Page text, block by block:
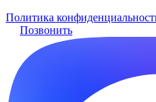
Политика
Позвонить